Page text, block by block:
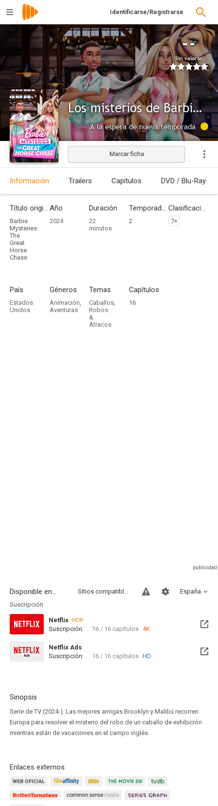
Identificarse/Registrarse
--
Sin valorar
Los misterios de Barbie: En busca del caballo perdido
A la espera de nueva temporada
Marcar ficha
Información Trailers Capítulos DVD / Blu-Ray
Título original
Barbie
Mysteries:
The
Great
Horse
Chase
Año
2024
Duración
22
minutos
Temporadas
2
Clasificación por edades
7+
País
Estados
Unidos
Géneros
Animación,
Aventuras
Temas
Caballos,
Robos
&
Atracos
Capítulos
16
Disponible en... España
Sitios compatibles
Suscripción
Netflix HDR
Suscripción: 16 / 16 capítulos 4K
Netflix Ads
Suscripción:
16 / 16 capítulos HD
Sinopsis
Serie de TV (2024-). Las mejores amigas Brooklyn y Malibú recorren
Europa para resolver el misterio del robo de un caballo de exhibición
mientras están de vacaciones en el campo inglés.
Enlaces externos